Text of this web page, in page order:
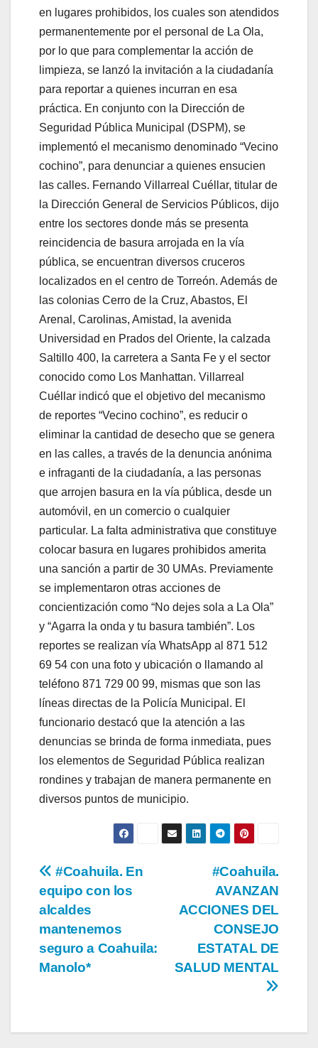
en lugares prohibidos, los cuales son atendidos
permanentemente por el personal de La Ola,
por lo que para complementar la acción de
limpieza, se lanzó la invitación a la ciudadanía
para reportar a quienes incurran en esa
práctica. En conjunto con la Dirección de
Seguridad Pública Municipal (DSPM), se
implementó el mecanismo denominado “Vecino
cochino”, para denunciar a quienes ensucien
las calles. Fernando Villarreal Cuéllar, titular de
la Dirección General de Servicios Públicos, dijo
entre los sectores donde más se presenta
reincidencia de basura arrojada en la vía
pública, se encuentran diversos cruceros
localizados en el centro de Torreón. Además de
las colonias Cerro de la Cruz, Abastos, El
Arenal, Carolinas, Amistad, la avenida
Universidad en Prados del Oriente, la calzada
Saltillo 400, la carretera a Santa Fe y el sector
conocido como Los Manhattan. Villarreal
Cuéllar indicó que el objetivo del mecanismo
de reportes “Vecino cochino”, es reducir o
eliminar la cantidad de desecho que se genera
en las calles, a través de la denuncia anónima
e infraganti de la ciudadanía, a las personas
que arrojen basura en la vía pública, desde un
automóvil, en un comercio o cualquier
particular. La falta administrativa que constituye
colocar basura en lugares prohibidos amerita
una sanción a partir de 30 UMAs. Previamente
se implementaron otras acciones de
concientización como “No dejes sola a La Ola”
y “Agarra la onda y tu basura también”. Los
reportes se realizan vía WhatsApp al 871 512
69 54 con una foto y ubicación o llamando al
teléfono 871 729 00 99, mismas que son las
líneas directas de la Policía Municipal. El
funcionario destacó que la atención a las
denuncias se brinda de forma inmediata, pues
los elementos de Seguridad Pública realizan
rondines y trabajan de manera permanente en
diversos puntos de municipio.
Navegación
de
entradas
#Coahuila.
AVANZAN
ACCIONES DEL
CONSEJO
ESTATAL DE
SALUD MENTAL
#Coahuila. En
equipo con los
alcaldes
mantenemos
seguro a Coahuila:
Manolo*